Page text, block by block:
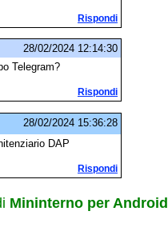
Rispondi
28/02/2024 12:14:30
Telegram?
Rispondi
28/02/2024 15:36:28
DAP
Rispondi
Mininterno per Android